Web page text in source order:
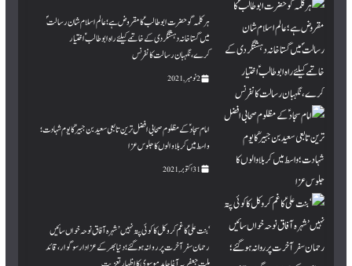
ہر کلمہ گو حضرت ابوطالبؑ کا مقروض ہے؛ عالم اسلام شان رسالت ؐ
میں گستاخانہ دہشتگردی کے خاتمے کیلئے راہ ابو طالبؑ اختیار
کرے،نگہبان رسالت کانفرنس
2 نومبر, 2021
امام سجاد ؑ کے مظلوم صحابی افضل ترین تابعی سعید بن جبیرؒ کا یوم شہادت ؛
واسط میں کربلا والوں کا جلوس عزا
31 اکتوبر, 2021
‘بنت علیؑ کا غم کروکل کا کوئی پتہ نہیں’ شہرہ آفاق نوحہ خواں سائیں
رحمان سفر آخرت پر روانہ ہوگئے ؛ دنیا بھر کے عزادار سوگوار، قائد